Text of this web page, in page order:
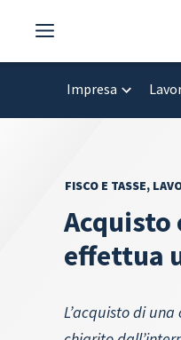
contenuto
Impresa
FISCO E TASSE,
Acquisto
effettua
L’acquisto di